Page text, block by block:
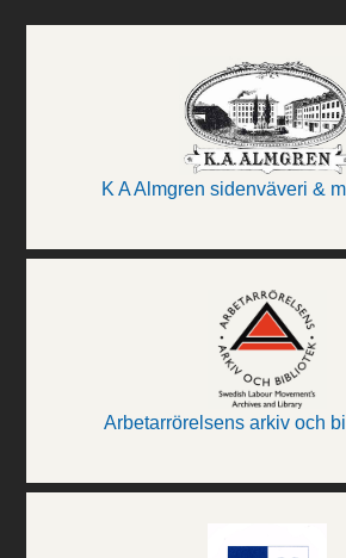
K A Almgren sidenväveri &
Arbetarrörelsens arkiv och